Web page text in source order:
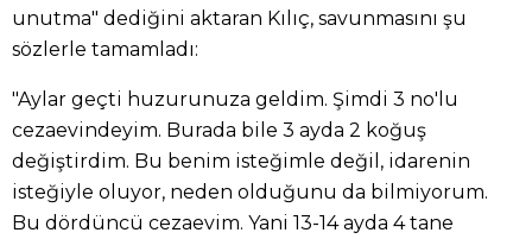
unutma" dediğini aktaran Kılıç, savunmasını şu
sözlerle tamamladı:
"Aylar geçti huzurunuza geldim. Şimdi 3 no'lu
cezaevindeyim. Burada bile 3 ayda 2 koğuş
değiştirdim. Bu benim isteğimle değil, idarenin
isteğiyle oluyor, neden olduğunu da bilmiyorum.
Bu dördüncü cezaevim. Yani 13-14 ayda 4 tane